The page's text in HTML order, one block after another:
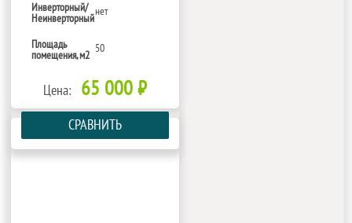
Инверторный/
Неинверторный
нет
Площадь
помещения, м2
50
Цена: 65 000 ₽
СРАВНИТЬ